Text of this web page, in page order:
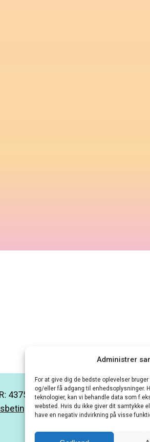
Administrer
For at give dig de bedste oplevelser
og/eller få adgang til enhedsoplysninger.
teknologier, kan vi behandle data som
websted. Hvis du ikke giver dit samtykke
have en negativ indvirkning på visse
43752685 |
|Min konto